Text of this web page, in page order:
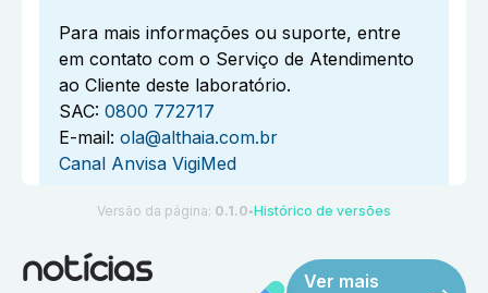
Para mais informações ou suporte, entre
em contato com o Serviço de Atendimento
ao Cliente deste laboratório.
SAC: 0800 772717
E-mail: ola@althaia.com.br
Canal Anvisa VigiMed
Versão da página: 0.1.0 ●Histórico de versões
notícias
Ver mais